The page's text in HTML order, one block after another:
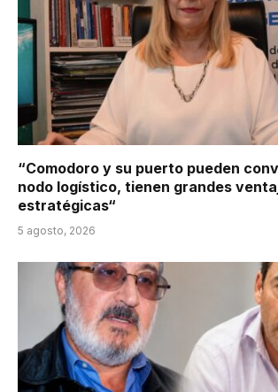
“Comodoro y su puerto pueden
nodo logístico, tienen grandes
estratégicas“
5 agosto, 2026